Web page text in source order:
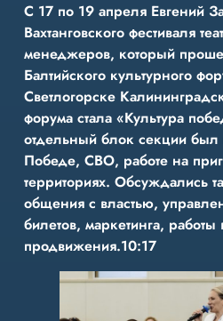
С 17 по 19 апреля Евгений
Вахтанговского фестиваля
менеджеров, который
Балтийского культурного
Светлогорске
форума стала «Культура
отдельный блок секции
Победе, СВО, работе на
территориях. Обсуждались
общения с властью,
билетов, маркетинга,
продвижения.10:17